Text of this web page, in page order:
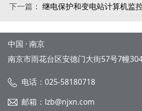
下一篇： 继电保护和变电站计算机监
中国 · 南京
南京市雨花台区安德门大街57号7幢
电话：025-58180718
邮箱：lzb@njxn.com